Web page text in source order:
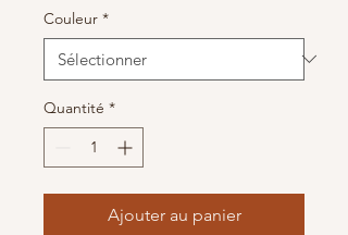
Couleur *
Quantité *
Ajouter au panier